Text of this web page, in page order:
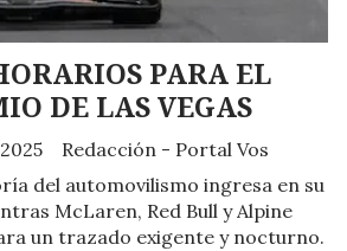
PARA EL
DE LAS VEGAS
Redacción - Portal Vos
del automovilismo ingresa en su
McLaren, Red Bull y Alpine
un trazado exigente y nocturno.